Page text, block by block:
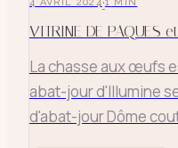
VITRINE DE
La chasse aux œufs
abat-jour d'Illumine
d'abat-jour Dôme